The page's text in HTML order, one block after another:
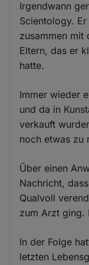
Irgendwann
Scientology.
zusammen mit
Eltern, das er
hatte.
Immer wieder
und da in
verkauft
noch etwas zu
Über einen
Nachricht,
Qualvoll
zum Arzt ging.
In der Folge
letzten